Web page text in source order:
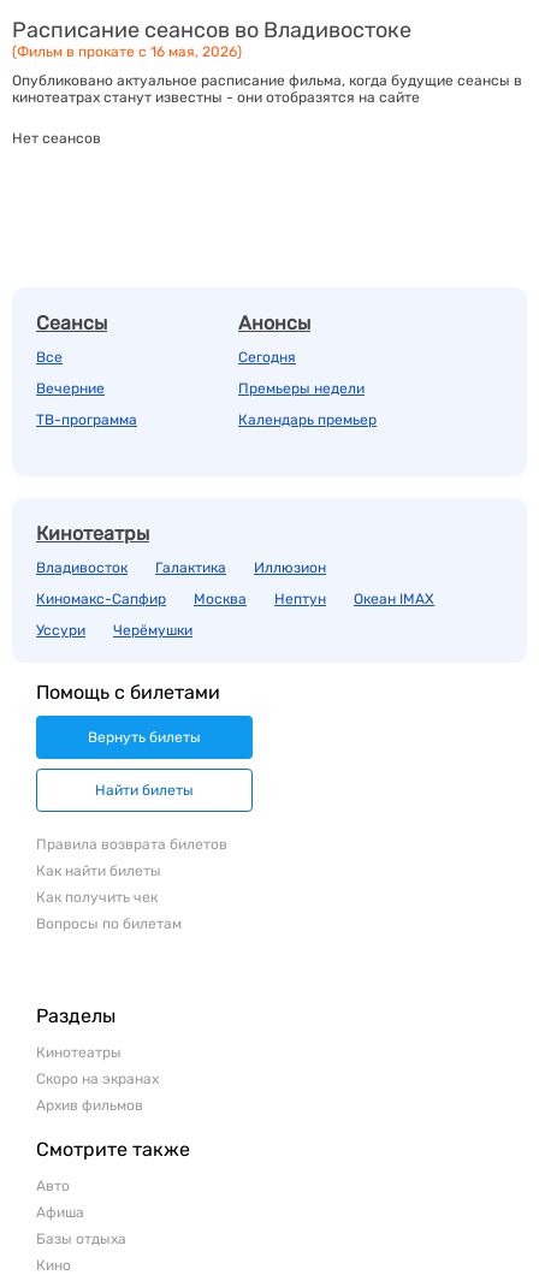
Расписание сеансов во Владивостоке
(Фильм в прокате с 16 мая, 2026)
Опубликовано актуальное расписание фильма, когда будущие сеансы в
кинотеатрах станут известны - они отобразятся на сайте
Нет сеансов
Сеансы
Все
Вечерние
ТВ-программа
Анонсы
Сегодня
Премьеры недели
Календарь премьер
Кинотеатры
Владивосток Галактика
Иллюзион
Киномакс-Сапфир
Москва Нептун
Океан IMAX
Уссури
Черёмушки
Помощь с билетами
Вернуть билеты
Найти билеты
Правила возврата билетов
Как найти билеты
Как получить чек
Вопросы по билетам
Разделы
Кинотеатры
Скоро на экранах
Архив фильмов
Смотрите также
Авто
Афиша
Базы отдыха
Кино